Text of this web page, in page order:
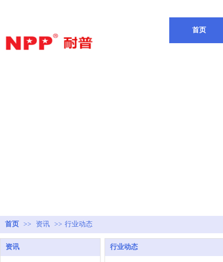
首页
首页 >> 资讯 >> 行业动态
资讯 行业动态